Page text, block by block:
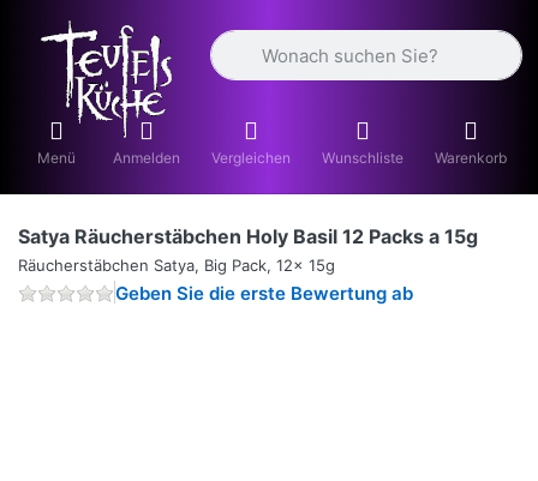
Geben Sie einen Suchbegriff ein.
Menü Anmelden Vergleichen Wunschliste Warenkorb
Satya Räucherstäbchen Holy Basil 12 Packs a 15g
Räucherstäbchen Satya, Big Pack, 12x 15g
Geben Sie die erste Bewertung ab